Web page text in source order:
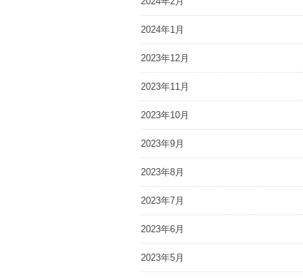
2024年1月
2023年12月
2023年11月
2023年10月
2023年9月
2023年8月
2023年7月
2023年6月
2023年5月